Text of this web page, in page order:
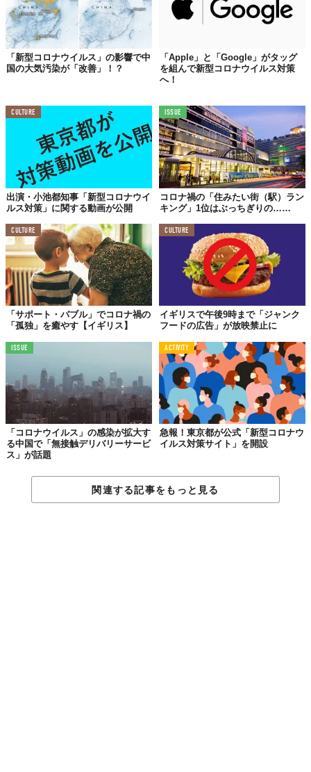
「新型コロナウイルス」の影響で中
国の大気汚染が「改善」！？
「Apple」と「Google」がタッグ
を組んで新型コロナウイルス対策
へ！
CULTURE
出演・小池都知事「新型コロナウイ
ルス対策」に関する動画が公開
ISSUE
コロナ禍の「住みたい街（駅）ラン
キング」1位はぶっちぎりの……
CULTURE
「サポート・バブル」でコロナ禍の
「孤独」を癒やす【イギリス】
CULTURE
イギリスで午後9時まで「ジャンク
フードの広告」が放映禁止に
ISSUE
「コロナウイルス」の感染が拡大す
る中国で「無接触デリバリーサービ
ス」が話題
ACTIVITY
急報！東京都が公式「新型コロナウ
イルス対策サイト」を開設
関連する記事をもっと見る